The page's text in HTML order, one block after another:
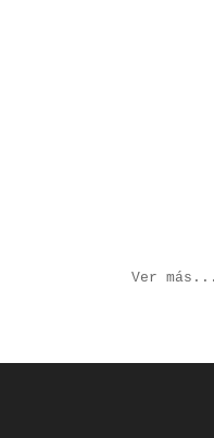
Ver más...